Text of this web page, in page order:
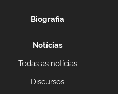
Biografia
Notícias
Todas as notícias
Discursos